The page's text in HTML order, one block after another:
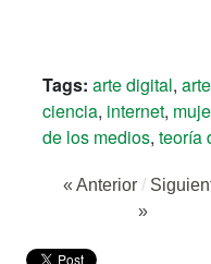
Tags: arte digital,
ciencia, internet,
de los medios, teoría
« Anterior /
»